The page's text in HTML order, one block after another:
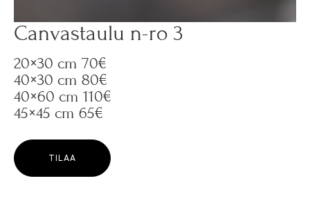
Canvastaulu n-ro 3
20×30 cm 70€
40×30 cm 80€
40×60 cm 110€
45×45 cm 65€
TILAA